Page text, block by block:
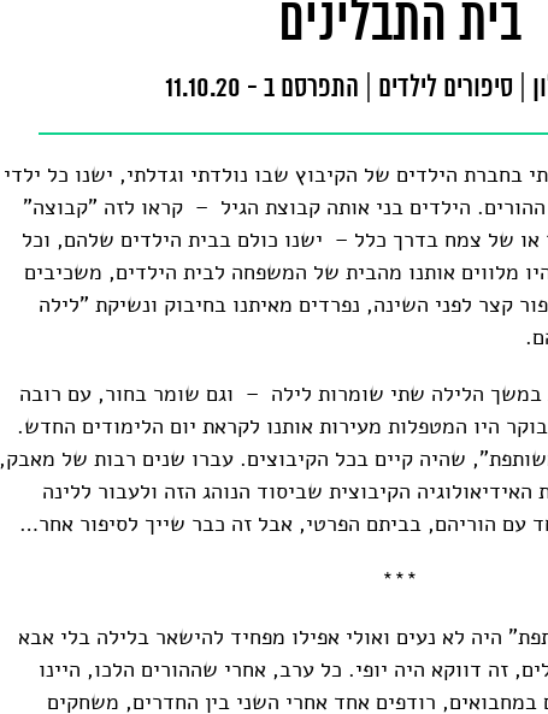
בית התבלינים
סיפורים לילדים התפרסם ב - 11.10.20
בחברת הילדים של הקיבוץ שבו נולדתי וגדלתי, ישנו כל ילדי
הילדים בני אותה קבוצת הגיל – קראו לזה "קבוצה"
או של צמח בדרך כלל – ישנו כולם בבית הילדים שלהם, וכל
מלווים אותנו מהבית של המשפחה לבית הילדים, משכיבים
קצר לפני השינה, נפרדים מאיתנו בחיבוק ונשיקת "לילה
במשך הלילה שתי שומרות לילה – וגם שומר בחור, עם רובה
היו המטפלות מעירות אותנו לקראת יום הלימודים החדש.
שהיה קיים בכל הקיבוצים. עברו שנים רבות של מאבק,
הקיבוצית שביסוד הנוהג הזה ולעבור ללינה
עם הוריהם, בביתם הפרטי, אבל זה כבר שייך לסיפור אחר…
***
היה לא נעים ואולי אפילו מפחיד להישאר בלילה בלי אבא
זה דווקא היה יופי. כל ערב, אחרי שההורים הלכו, היינו
רודפים אחד אחרי השני בין החדרים, משחקים